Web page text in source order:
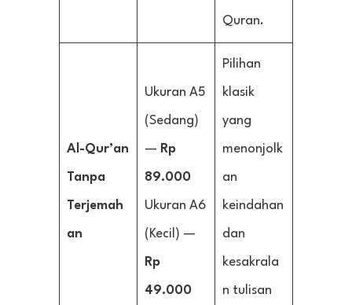
Quran.
Al-Qur’an
Tanpa
Terjemah
an
Ukuran A5
(Sedang)
— Rp
89.000
Ukuran A6
(Kecil) —
Rp
49.000
Pilihan
klasik
yang
menonjolk
an
keindahan
dan
kesakrala
n tulisan